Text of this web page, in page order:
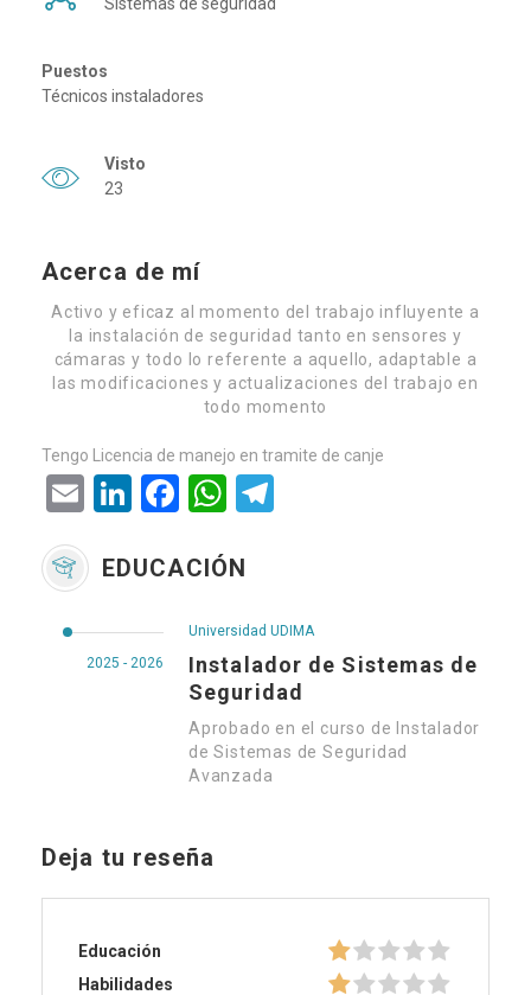
Puestos
Técnicos instaladores
Visto
23
Acerca de mí
Activo y eficaz al momento del trabajo influyente a
la instalación de seguridad tanto en sensores y
cámaras y todo lo referente a aquello, adaptable a
las modificaciones y actualizaciones del trabajo en
todo momento
Tengo Licencia de manejo en tramite de canje
EmailLinkedIn
Facebook
WhatsApp
EDUCACIÓN
2025 - 2026
Universidad UDIMA
Instalador de Sistemas de
Seguridad
Aprobado en el curso de Instalador
de Sistemas de Seguridad
Avanzada
Deja tu reseña
Educación
Habilidades